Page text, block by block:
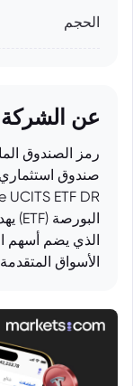
الحجم
عن الشركة
الذي يضم أسهم
الأسواق